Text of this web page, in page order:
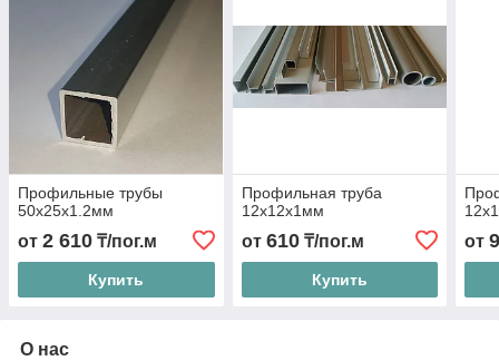
Профильные трубы
50х25х1.2мм
от 2 610 ₸/пог.м
Купить
Профильная труба
12х12х1мм
от 610₸/пог.м
Купить
от
О нас